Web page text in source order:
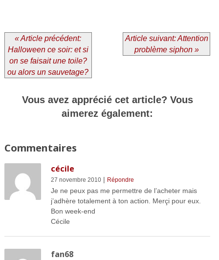
« Article précédent:
Halloween ce soir: et si
on se faisait une toile?
ou alors un sauvetage?
Article suivant: Attention
problème siphon »
Vous avez apprécié cet article? Vous
aimerez également:
Commentaires
cécile
27 novembre 2010| Répondre
Je ne peux pas me permettre de l’acheter mais
j’adhère totalement à ton action. Merçi pour eux.
Bon week-end
Cécile
fan68